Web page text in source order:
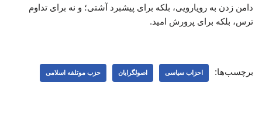
دامن زدن به رویارویی، بلکه برای پیشبرد آشتی؛ و نه برای تداوم
ترس، بلکه برای پرورش امید.
برچسب‌ها: احزاب سیاسی اصولگرایان حزب موتلفه اسلامی